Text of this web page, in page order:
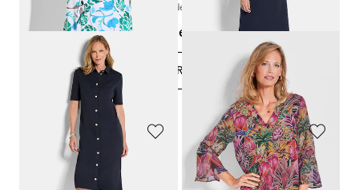
Tenues de voyage
Tenues de voyage
FILTRER ET TRIER
GOLDNER
109,95 €
GOLDNER
Robe élégante à manches froncées
99,95 €
139,95 €